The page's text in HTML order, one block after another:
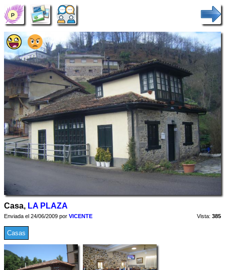
Casa, LA PLAZA
Enviada el 24/06/2009 por VICENTE Vista: 385
Casas